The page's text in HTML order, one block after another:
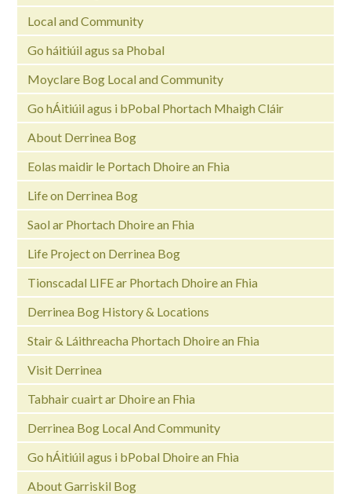
Local and Community
Go háitiúil agus sa Phobal
Moyclare Bog Local and Community
Go hÁitiúil agus i bPobal Phortach Mhaigh Cláir
About Derrinea Bog
Eolas maidir le Portach Dhoire an Fhia
Life on Derrinea Bog
Saol ar Phortach Dhoire an Fhia
Life Project on Derrinea Bog
Tionscadal LIFE ar Phortach Dhoire an Fhia
Derrinea Bog History & Locations
Stair & Láithreacha Phortach Dhoire an Fhia
Visit Derrinea
Tabhair cuairt ar Dhoire an Fhia
Derrinea Bog Local And Community
Go hÁitiúil agus i bPobal Dhoire an Fhia
About Garriskil Bog